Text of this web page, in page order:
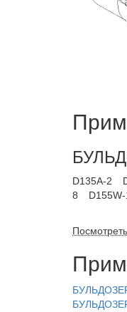
D135A-2
8
D155W-